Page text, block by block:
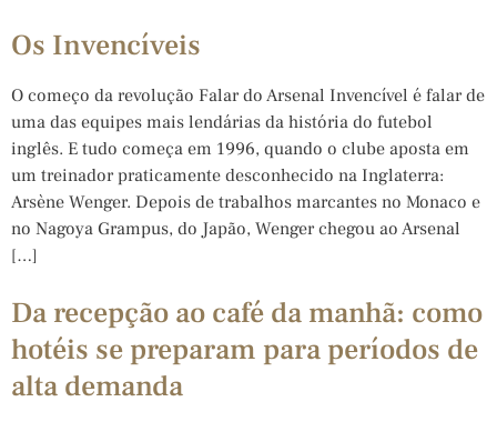
Os Invencíveis
O começo da revolução Falar do Arsenal Invencível é falar de
uma das equipes mais lendárias da história do futebol
inglês. E tudo começa em 1996, quando o clube aposta em
um treinador praticamente desconhecido na Inglaterra:
Arsène Wenger. Depois de trabalhos marcantes no Monaco e
no Nagoya Grampus, do Japão, Wenger chegou ao Arsenal
[…]
Da recepção ao café da manhã: como
hotéis se preparam para períodos de
alta demanda